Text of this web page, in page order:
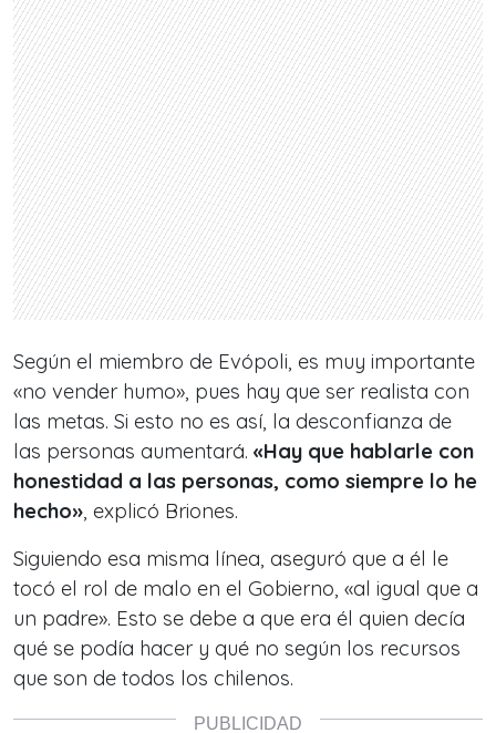
Según el miembro de Evópoli, es muy importante
«no vender humo», pues hay que ser realista con
las metas. Si esto no es así, la desconfianza de
las personas aumentará. «Hay que hablarle con
honestidad a las personas, como siempre lo he
hecho», explicó Briones.
Siguiendo esa misma línea, aseguró que a él le
tocó el rol de malo en el Gobierno, «al igual que a
un padre». Esto se debe a que era él quien decía
qué se podía hacer y qué no según los recursos
que son de todos los chilenos.